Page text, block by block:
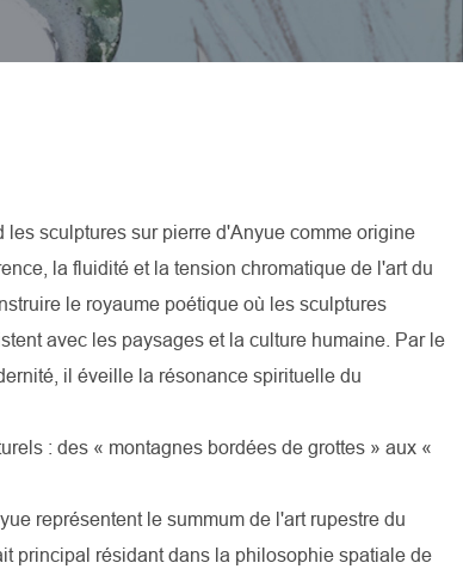
les sculptures sur pierre d'Anyue comme origine
la fluidité et la tension chromatique de l'art du
le royaume poétique où les sculptures
avec les paysages et la culture humaine. Par le
il éveille la résonance spirituelle du
: des « montagnes bordées de grottes » aux «
représentent le summum de l'art rupestre du
principal résidant dans la philosophie spatiale de